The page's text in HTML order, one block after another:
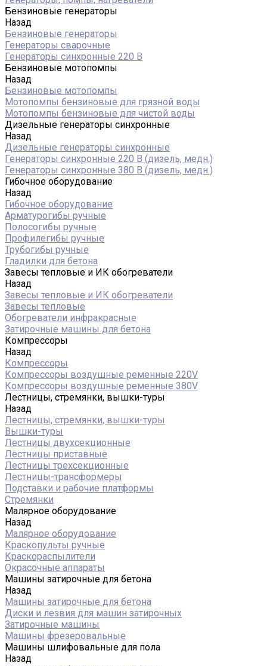
Бензиновые генераторы
Назад
Бензиновые генераторы
Генераторы сварочные
Генераторы синхронные 220 В
Бензиновые мотопомпы
Назад
Бензиновые мотопомпы
Мотопомпы бензиновые для грязной воды
Мотопомпы бензиновые для чистой воды
Дизельные генераторы синхронные
Назад
Дизельные генераторы синхронные
Генераторы синхронные 220 В (дизель, медн.)
Генераторы синхронные 380 В (дизель, медн.)
Гибочное оборудование
Назад
Гибочное оборудование
Арматурогибы ручные
Полосогибы ручные
Профилегибы ручные
Трубогибы ручные
Гладилки для бетона
Завесы тепловые и ИК обогреватели
Назад
Завесы тепловые и ИК обогреватели
Завесы тепловые
Обогреватели инфракрасные
Затирочные машины для бетона
Компрессоры
Назад
Компрессоры
Компрессоры воздушные ременные 220V
Компрессоры воздушные ременные 380V
Лестницы, стремянки, вышки-туры
Назад
Лестницы, стремянки, вышки-туры
Вышки-туры
Лестницы двухсекционные
Лестницы приставные
Лестницы трехсекционные
Лестницы-трансформеры
Подставки и рабочие платформы
Стремянки
Малярное оборудование
Назад
Малярное оборудование
Краскопульты ручные
Краскораспылители
Окрасочные аппараты
Машины затирочные для бетона
Назад
Машины затирочные для бетона
Диски и лезвия для машин затирочных
Затирочные машины
Машины фрезеровальные
Машины шлифовальные для пола
Назад